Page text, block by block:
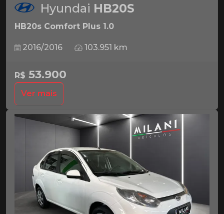
Hyundai HB20S
HB20s Comfort Plus 1.0
2016/2016 103.951 km
R$ 53.900
Ver mais